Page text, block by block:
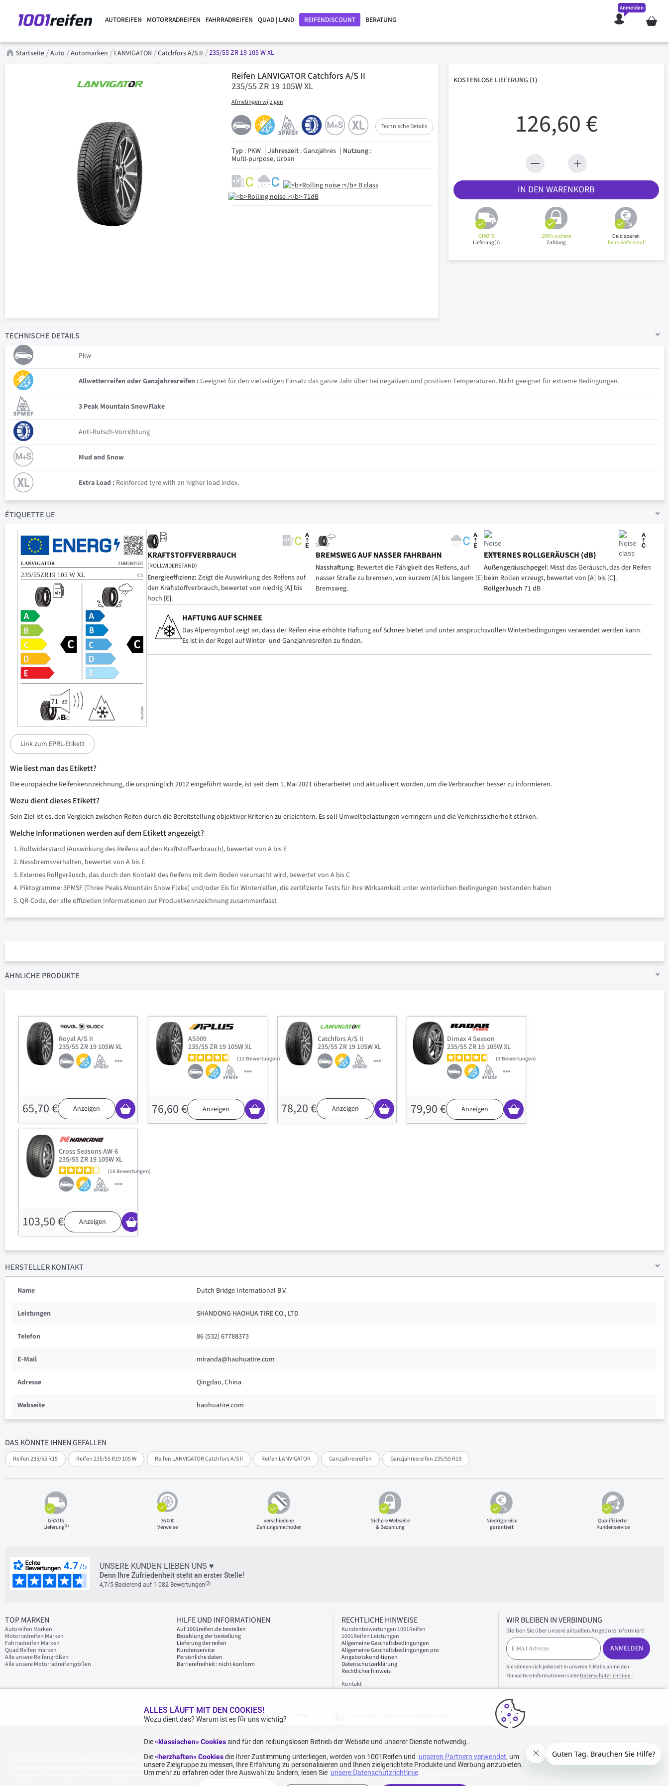
AUTOREIFEN MOTORRADREIFEN FAHRRADREIFEN QUAD | LAND REIFENDISCOUNT BERATUNG Mein
Anmelden
Startseite Auto Automarken LANVIGATOR Catchfors A/S II 235/55 ZR 19 105 W XL
Reifen LANVIGATOR Catchfors A/S II
235/55 ZR 19 105W XL
Afmetingen wijzigen
Technische Details
Typ: PKW Jahreszeit: Ganzjahres Nutzung:
Multi-purpose, Urban
KOSTENLOSE LIEFERUNG (1)
126,60 €
IN DEN WARENKORB
GRATIS
Lieferung(1)
100% sichere
Zahlung
Geld sparen
beim Reifenkauf
DAS KÖNNTE IHNEN GEFALLEN
Reifen 235/55 R19 Reifen 235/55 R19 105 W Reifen LANVIGATOR Catchfors A/S II Reifen LANVIGATOR Ganzjahresreifen Ganzjahresreifen 235/55 R19
TECHNISCHE DETAILS
Pkw
Allwetterreifen oder Ganzjahresreifen :Geeignet für den vielseitigen Einsatz das ganze Jahr über bei negativen und positiven Temperaturen. Nicht geeignet für extreme Bedingungen.
3 Peak Mountain SnowFlake
Anti-Rutsch-Vorrichtung
Mud and Snow
Extra Load : Reinforced tyre with an higher load index.
ÉTIQUETTE UE
KRAFTSTOFFVERBRAUCH
(ROLLWIDERSTAND)
Energieeffizienz: Zeigt die Auswirkung des Reifens auf
den Kraftstoffverbrauch, bewertet von niedrig [A] bis
hoch [E].
BREMSWEG AUF NASSER FAHRBAHN
Nasshaftung: Bewertet die Fähigkeit des Reifens, auf
nasser Straße zu bremsen, von kurzem [A] bis langem [E]
Bremsweg.
EXTERNES ROLLGERÄUSCH (dB)
Außengeräuschpegel: Misst das Geräusch, das der Reifen
beim Rollen erzeugt, bewertet von [A] bis [C].
Rollgeräusch 71 dB
HAFTUNG AUF SCHNEE
Das Alpensymbol zeigt an, dass der Reifen eine erhöhte Haftung auf Schnee bietet und unter anspruchsvollen Winterbedingungen verwendet werden kann.
Es ist in der Regel auf Winter- und Ganzjahresreifen zu finden.
Link zum EPRL-Etikett
Wie liest man das Etikett?
Die europäische Reifenkennzeichnung, die ursprünglich 2012 eingeführt wurde, ist seit dem 1. Mai 2021 überarbeitet und aktualisiert worden, um die Verbraucher besser zu informieren.
Wozu dient dieses Etikett?
Sein Ziel ist es, den Vergleich zwischen Reifen durch die Bereitstellung objektiver Kriterien zu erleichtern. Es soll Umweltbelastungen verringern und die Verkehrssicherheit stärken.
Welche Informationen werden auf dem Etikett angezeigt?
Rollwiderstand (Auswirkung des Reifens auf den Kraftstoffverbrauch), bewertet von A bis E
Nassbremsverhalten, bewertet von A bis E
Externes Rollgeräusch, das durch den Kontakt des Reifens mit dem Boden verursacht wird, bewertet von A bis C
Piktogramme: 3PMSF (Three Peaks Mountain Snow Flake) und/oder Eis für Winterreifen, die zertifizierte Tests für ihre Wirksamkeit unter winterlichen Bedingungen bestanden haben
QR-Code, der alle offiziellen Informationen zur Produktkennzeichnung zusammenfasst
ÄHNLICHE PRODUKTE
Royal A/S II
235/55 ZR 19 105W XL
65,70 € Anzeigen
AS909
235/55 ZR 19 105W XL
12 Bewertungen
76,60 € Anzeigen
Catchfors A/S II
235/55 ZR 19 105W XL
78,20 € Anzeigen
Dimax 4 Season
235/55 ZR 19 105W XL
3 Bewertungen
79,90 € Anzeigen
Cross Seasons AW-6
235/55 ZR 19 105W XL
16 Bewertungen
103,50 € Anzeigen
HERSTELLER KONTAKT
Name Dutch Bridge International B.V.
Leistungen SHANDONG HAOHUA TIRE CO., LTD
Telefon 86 (532) 67788373
E-Mail miranda@haohuatire.com
Adresse Qingdao, China
Webseite haohuatire.com
GRATIS
Lieferung(1)
36 000
Verweise
verschiedene
Zahlungsmethoden
Sichere Webseite
& Bezahlung
Niedrigpreise
garantiert
Qualifizierter
Kundenservice
UNSERE KUNDEN LIEBEN UNS ♥
Denn Ihre Zufriedenheit steht an erster Stelle!
4,7/5 Basierend auf 1 082 Bewertungen(3)
TOP MARKEN
Autoreifen Marken
Motorradreifen Marken
Fahrradreifen Marken
Quad Reifen marken
Alle unsere Reifengrößen
Alle unsere Motorradreifengrößen
HILFE UND INFORMATIONEN
Auf 1001reifen.de bestellen
Bezahlung der bestellung
Lieferung der reifen
Kundenservice
Persönliche daten
Barrierefreiheit : nicht konform
RECHTLICHE HINWEISE
Kundenbewertungen 1001Reifen
1001Reifen Leistungen
Allgemeine Geschäftsbedingungen
Allgemeine Geschäftsbedingungen pro
Angebotskonditionen
Datenschutzerklärung
Rechtlicher hinweis
Kontakt
WIR BLEIBEN IN VERBINDUNG
Bleiben Sie über unsere aktuellen Angebote informiert!
E
-
M
a
i
l
A
d
r
e
e
ANMELDEN
Sie können sich jederzeit in unseren E-Mails abmelden.
Für weitere Informationen siehe Datenschutzrichtlinie..
Kostenlose Lieferung: für jeden Einkauf mit einem Betrag von 70€ oder mehr (inkl. MwSt.) (unter 70€ betragen die Versandkosten 7,90€ inkl. MwSt.).
Katalogpreise des Herstellers sind nicht rabattierbar. Dies spiegelt nicht die allgemein auf dieser Webseite angegebenen Preise wider.
Aggregierte Bewertungen von Echte Bewertungen, erhoben am 23.02.2026, basierend auf 939 Bewertungen in den letzten 12 Monaten und insgesamt 1.082 Bewertungen seit dem 15.06.2022 für Deutschland.
ALLES LÄUFT MIT DEN COOKIES!
Wozu dient das? Warum ist es für uns wichtig?
Die«klassischen» Cookiessind für den reibungslosen Betrieb der Website und unserer Dienste notwendig..
Die«herzhaften» Cookies die Ihrer Zustimmung unterliegen, werden von 1001Reifen und unseren Partnern verwendet, um
unsere Zielgruppe zu messen, Ihre Erfahrung zu personalisieren und Ihnen zielgerichtete Produkte und Werbung anzubieten.
Um mehr zu erfahren oder Ihre Auswahl zu ändern, lesen Sie unsere Datenschutzrichtlinie.